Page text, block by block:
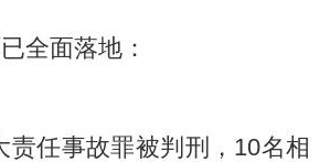
全面落地：
责任事故罪被判刑，10名相